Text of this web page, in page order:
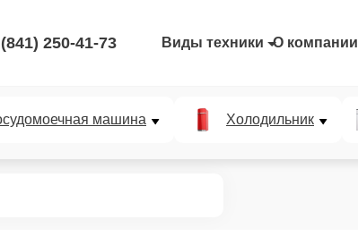
250-41-73 Виды техники О компании
машина Холодильник